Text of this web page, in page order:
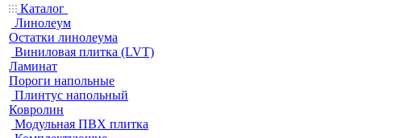
Каталог
Линолеум
Остатки линолеума
Виниловая плитка (LVT)
Ламинат
Пороги напольные
Плинтус напольный
Ковролин
Модульная ПВХ плитка